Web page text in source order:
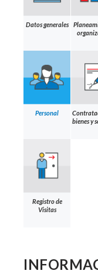
Datos generales
Personal
bienes y
Registro de
Visitas